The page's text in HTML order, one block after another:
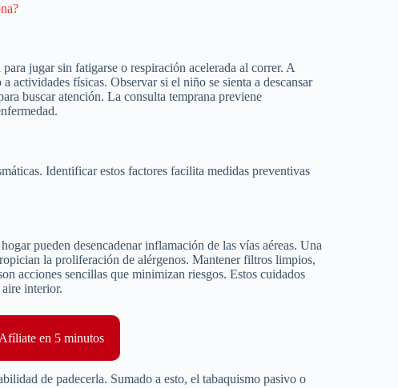
jugar sin fatigarse o respiración acelerada al correr. A
actividades físicas. Observar si el niño se sienta a descansar
buscar atención. La consulta temprana previene
Identificar estos factores facilita medidas preventivas
pueden desencadenar inflamación de las vías aéreas. Una
la proliferación de alérgenos. Mantener filtros limpios,
acciones sencillas que minimizan riesgos. Estos cuidados
interior.
en 5 minutos
de padecerla. Sumado a esto, el tabaquismo pasivo o